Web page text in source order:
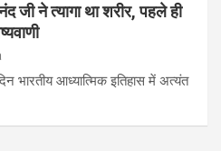
जी ने त्यागा था शरीर, पहले ही
भारतीय आध्यात्मिक इतिहास में अत्यंत